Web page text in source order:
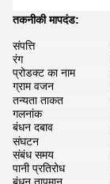
तकनीकी मापदंड:
संपत्ति
रंग
प्रोडक्ट का नाम
ग्राम वजन
तन्यता ताकत
गलनांक
बंधन दबाव
संघटन
संबंध समय
पानी प्रतिरोध